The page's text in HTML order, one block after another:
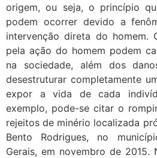
origem, ou seja, o princípio
podem ocorrer devido a
intervenção direta do homem.
pela ação do homem podem
na sociedade, além dos
desestruturar completamente
expor a vida de cada
exemplo, pode-se citar o
rejeitos de minério localizada
Bento Rodrigues, no
Gerais, em novembro de 2015.